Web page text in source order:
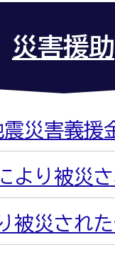
災害援助
災害義援
より被災
被災され